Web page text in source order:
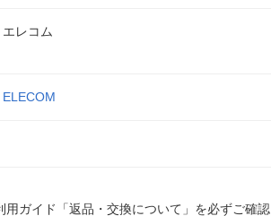
エレコム
ELECOM
ガイド「返品・交換について」を必ずご確認